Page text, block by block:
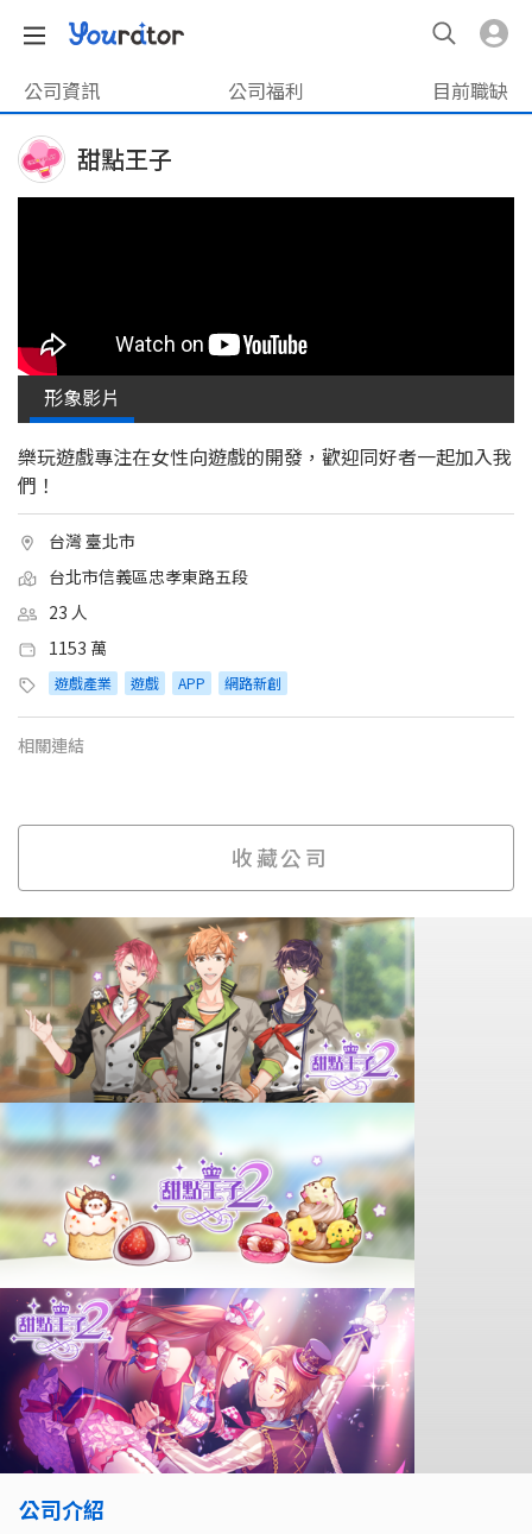
公司資訊 公司福利 目前職缺
甜點王子
形象影片
樂玩遊戲專注在女性向遊戲的開發，歡迎同好者一起加入我
們！
台灣 臺北市
台北市信義區忠孝東路五段
23 人
1153 萬
遊戲產業 遊戲 APP 網路新創
相關連結
收藏公司
公司介紹